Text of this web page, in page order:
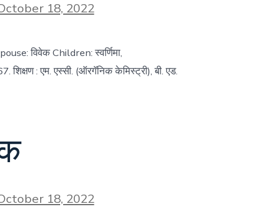
18, 2022
विवेक Children: स्वर्णिमा,
: एम. एस्सी. (ऑरगॅनिक केमिस्ट्री), बी. एड.
18, 2022